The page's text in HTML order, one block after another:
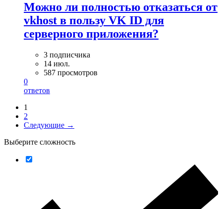
Можно ли полностью отказаться от
vkhost в пользу VK ID для
серверного приложения?
3 подписчика
14 июл.
587 просмотров
0
ответов
1
2
Следующие →
Выберите сложность